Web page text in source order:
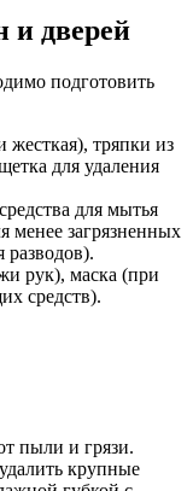
и дверей
подготовить
жесткая), тряпки из
для удаления
для мытья
менее загрязненных
разводов).
рук), маска (при
средств).
пыли и грязи.
крупные